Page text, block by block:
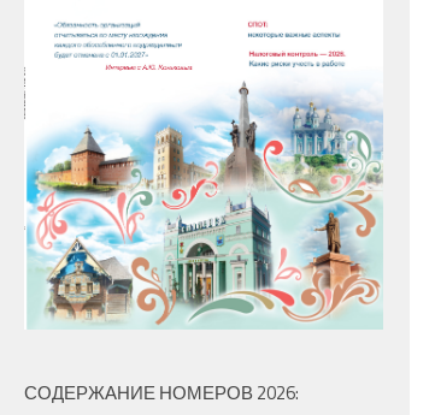
СОДЕРЖАНИЕ НОМЕРОВ 2026: